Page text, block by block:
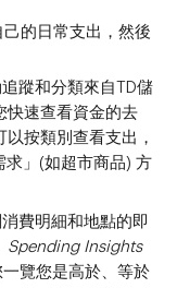
的日常支出，然後
蹤和分類來自TD儲
快速查看資金的去
按類別查看支出，
求」(如超市商品) 方
費明細和地點的即
Spending Insights
覽您是高於、等於